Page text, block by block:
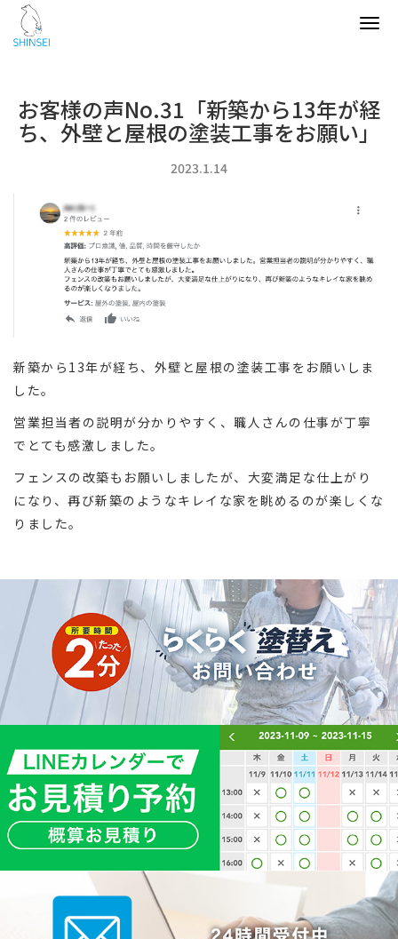
お客様の声No.31「新築から13年が経
ち、外壁と屋根の塗装工事をお願い」
2023.1.14
新築から13年が経ち、外壁と屋根の塗装工事をお願いしま
した。
営業担当者の説明が分かりやすく、職人さんの仕事が丁寧
でとても感激しました。
フェンスの改築もお願いしましたが、大変満足な仕上がり
になり、再び新築のようなキレイな家を眺めるのが楽しくな
りました。